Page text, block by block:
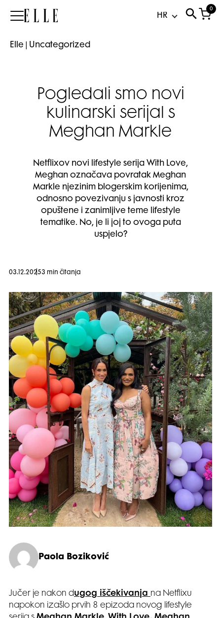
Elle
0
Elle Uncategorized
Pogledali smo novi
kulinarski serijal s
Meghan Markle
Netflixov novi lifestyle serija With Love,
Meghan označava povratak Meghan
Markle njezinim blogerskim korijenima,
odnosno povezivanju s javnosti kroz
opuštene i zanimljive teme lifestyle
tematike. No, je li joj to ovoga puta
uspjelo?
03.12.20253 min čitanja
Paola Boziković
Jučer je nakon dugog iščekivanja na Netflixu
napokon izašlo prvih 8 epizoda novog lifestyle